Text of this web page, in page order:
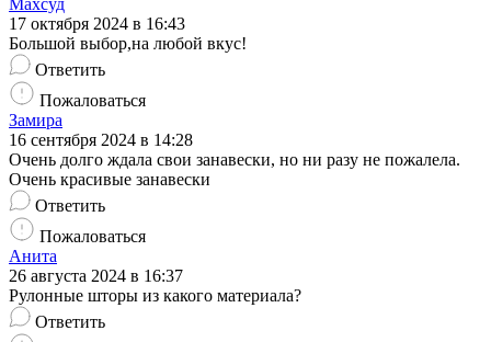
Махсуд
17 октября 2024 в 16:43
Большой выбор,на любой вкус!
Ответить
Пожаловаться
Замира
16 сентября 2024 в 14:28
Очень долго ждала свои занавески, но ни разу не пожалела.
Очень красивые занавески
Ответить
Пожаловаться
Анита
26 августа 2024 в 16:37
Рулонные шторы из какого материала?
Ответить